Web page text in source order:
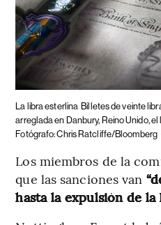
La libra esterlina Billetes de veinte
arreglada en Danbury, Reino Unido,
Fotógrafo: Chris Ratcliffe/Bloomberg
Los miembros de la
que las sanciones van
hasta la expulsión de la